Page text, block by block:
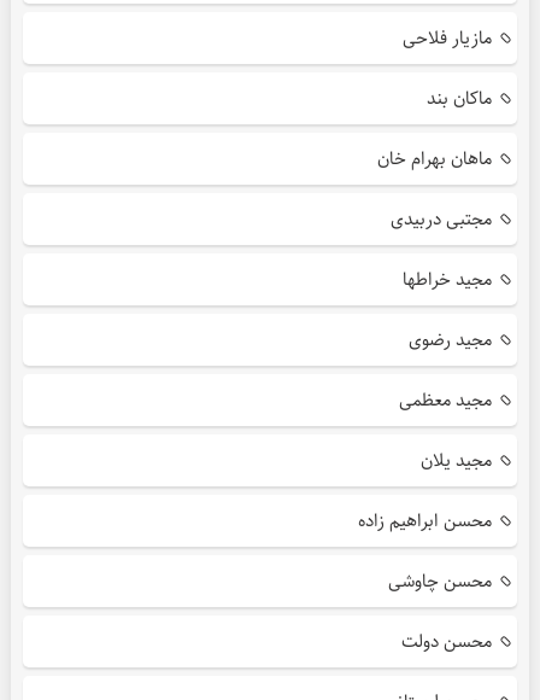
مازیار فلاحی
ماکان بند
ماهان بهرام خان
مجتبی دربیدی
مجید خراطها
مجید رضوی
مجید معظمی
مجید یلان
محسن ابراهیم زاده
محسن چاوشی
محسن دولت